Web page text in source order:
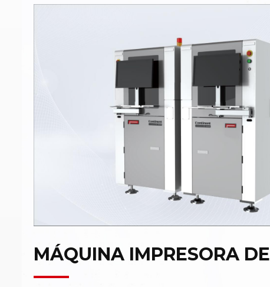
MÁQUINA IMPRESORA